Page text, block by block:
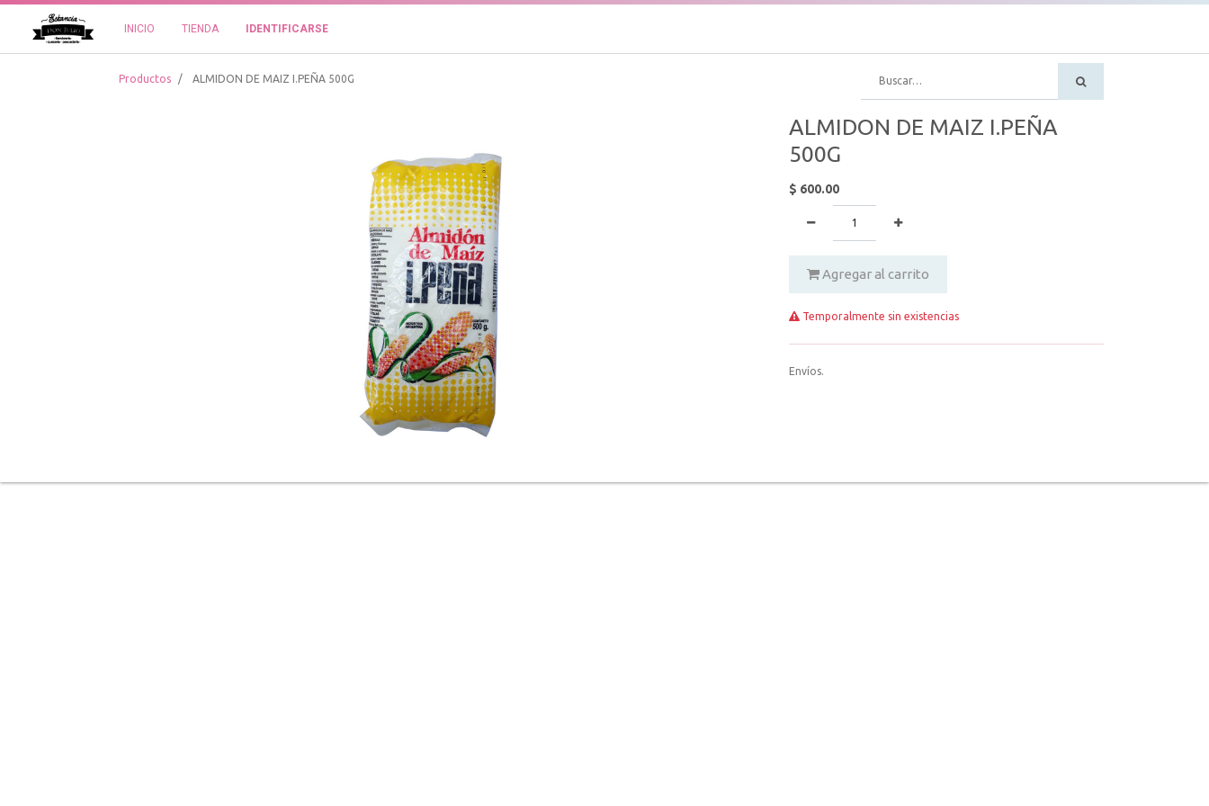
INICIO TIENDA IDENTIFICARSE
Productos ALMIDON DE MAIZ I.PEÑA 500G
ALMIDON DE MAIZ I.PEÑA
500G
$ 600.00
Agregar al carrito
Temporalmente sin existencias
Envíos.